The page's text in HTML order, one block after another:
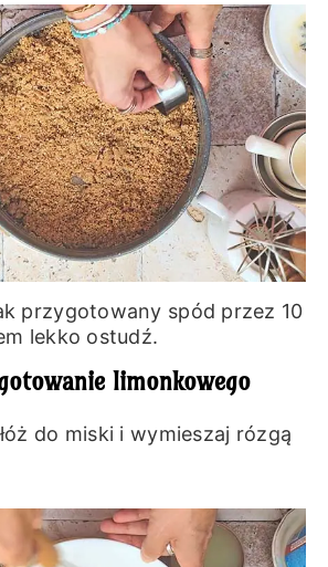
przygotowany spód przez 10
lekko ostudź.
limonkowego
do miski i wymieszaj rózgą